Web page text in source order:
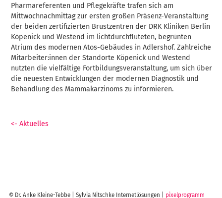
Pharmareferenten und Pflegekräfte trafen sich am
Mittwochnachmittag zur ersten großen Präsenz-Veranstaltung
der beiden zertifizierten Brustzentren der DRK Kliniken Berlin
Köpenick und Westend im lichtdurchfluteten, begrünten
Atrium des modernen Atos-Gebäudes in Adlershof. Zahlreiche
Mitarbeiter:innen der Standorte Köpenick und Westend
nutzten die vielfältige Fortbildungsveranstaltung, um sich über
die neuesten Entwicklungen der modernen Diagnostik und
Behandlung des Mammakarzinoms zu informieren.
<- Aktuelles
© Dr. Anke Kleine-Tebbe | Sylvia Nitschke Internetlösungen | pixelprogramm